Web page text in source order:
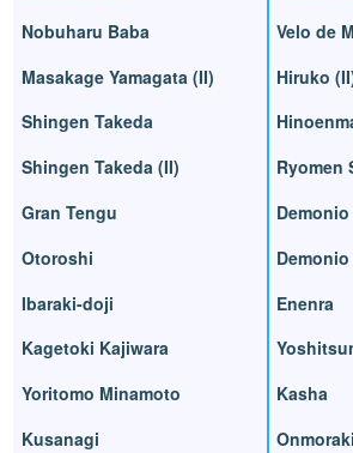
Nobuharu Baba
Masakage Yamagata (II)
Shingen Takeda
Shingen Takeda (II)
Gran Tengu
Otoroshi
Ibaraki-doji
Kagetoki Kajiwara
Yoritomo Minamoto
Kusanagi
Velo de
Hiruko
Ryomen
Enenra
Kasha
Onmoraki